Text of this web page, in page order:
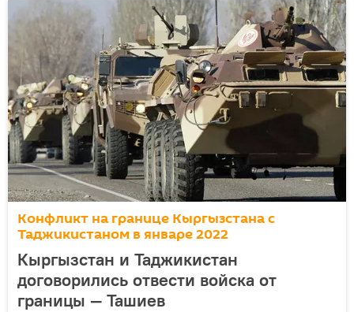
Конфликт на границе Кыргызстана с
Таджикистаном в январе 2022
Кыргызстан и Таджикистан
договорились отвести войска от
границы — Ташиев